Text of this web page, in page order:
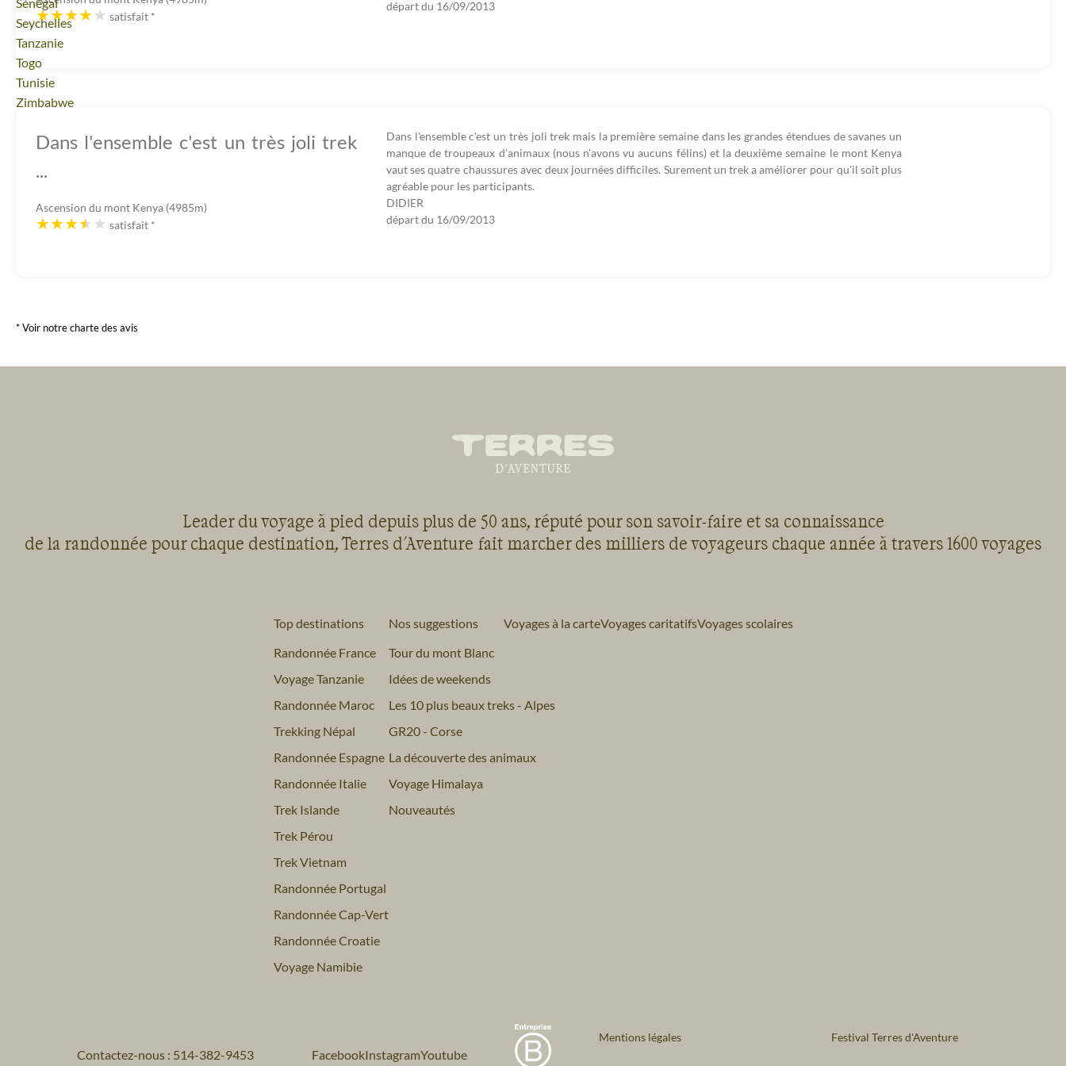
Voyage
Sénégal
Voyage
Seychelles
Voyage
Tanzanie
Voyage
Togo
Voyage
Tunisie
Voyage
Zimbabwe
satisfait *
départ du 16/09/2013
Dans l'ensemble c'est un très joli trek
...
Ascension du mont Kenya (4985m)
satisfait *
Dans l'ensemble c'est un très joli trek mais la première semaine dans les grandes étendues de savanes un
manque de troupeaux d'animaux (nous n'avons vu aucuns félins) et la deuxième semaine le mont Kenya
vaut ses quatre chaussures avec deux journées difficiles. Surement un trek a améliorer pour qu'il soit plus
agréable pour les participants.
DIDIER
départ du 16/09/2013
* Voir notre charte des avis
Leader du voyage à pied depuis plus de 50 ans, réputé pour son savoir-faire et sa connaissance
de la randonnée pour chaque destination, Terres d'Aventure fait marcher des milliers de voyageurs chaque année à travers 1600 voyages
Top destinations
Randonnée France
Voyage Tanzanie
Randonnée Maroc
Trekking Népal
Randonnée Espagne
Randonnée Italie
Trek Islande
Trek Pérou
Trek Vietnam
Randonnée Portugal
Randonnée Cap-Vert
Randonnée Croatie
Voyage Namibie
Nos suggestions
Tour du mont Blanc
Idées de weekends
Les 10 plus beaux treks - Alpes
GR20 - Corse
La découverte des animaux
Voyage Himalaya
Nouveautés
Voyages à la carteVoyages caritatifsVoyages scolaires
Contactez-nous : 514-382-9453 FacebookInstagramYoutube
Mentions légales Festival Terres d'Aventure